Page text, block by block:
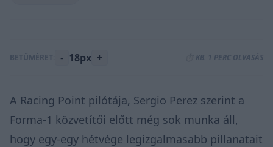
BETŰMÉRET: - 18px + ⏱️ KB. 1 PERC OLVASÁS
A Racing Point pilótája, Sergio Perez szerint a
Forma-1 közvetítői előtt még sok munka áll,
hogy egy-egy hétvége legizgalmasabb pillanatait